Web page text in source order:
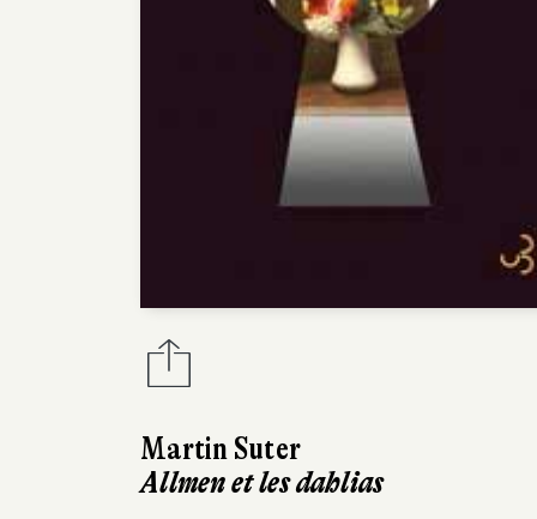
Martin Suter
Allmen et les dahlias